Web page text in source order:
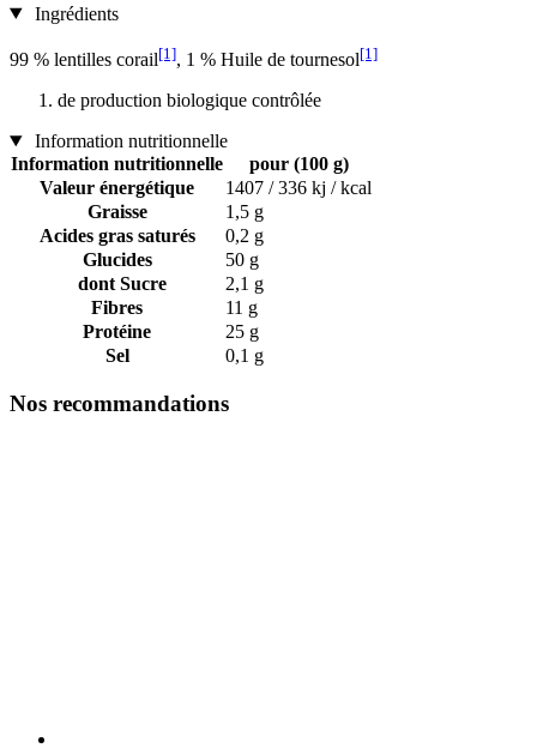
Ingrédients
99 % lentilles corail[1], 1 % Huile de tournesol[1]
de production biologique contrôlée
Information nutritionnelle
Information nutritionnelle
pour (100 g)
Valeur énergétique
1407 / 336 kj / kcal
Graisse
1,5 g
Acides gras saturés
0,2 g
Glucides
50 g
dont Sucre
2,1 g
Fibres
11 g
Protéine
25 g
Sel
0,1 g
Nos recommandations